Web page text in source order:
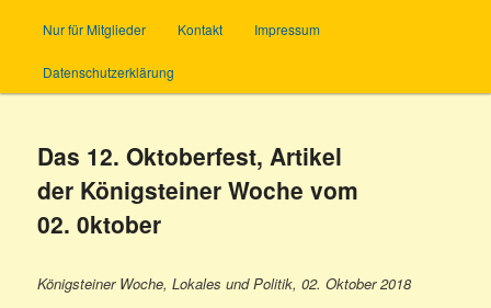
Nur für Mitglieder Kontakt Impressum
Datenschutzerklärung
Das 12. Oktoberfest, Artikel
der Königsteiner Woche vom
02. 0ktober
Königsteiner Woche, Lokales und Politik, 02. Oktober 2018